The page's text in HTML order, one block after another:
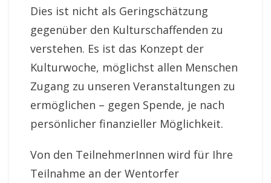
Dies ist nicht als Geringschätzung
gegenüber den Kulturschaffenden zu
verstehen. Es ist das Konzept der
Kulturwoche, möglichst allen Menschen
Zugang zu unseren Veranstaltungen zu
ermöglichen – gegen Spende, je nach
persönlicher finanzieller Möglichkeit.
Von den TeilnehmerInnen wird für Ihre
Teilnahme an der Wentorfer